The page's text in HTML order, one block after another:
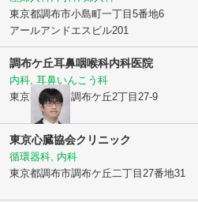
東京都調布市小島町一丁目5番地6
アールアンドエスビル201
調布ケ丘耳鼻咽喉科内科医院
内科, 耳鼻いんこう科
東京都調布市調布ケ丘2丁目27-9
東京心臓協会クリニック
循環器科, 内科
東京都調布市調布ケ丘二丁目27番地31